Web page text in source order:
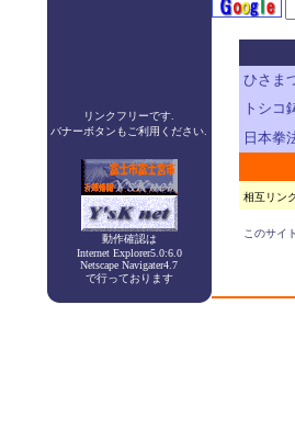
ひさま
トシコ
日本拳
相互リン
このサイ
リンクフリーです.
バナーボタンもご利用ください.
動作確認は
Internet Explorer5.0:6.0
Netscape Navigater4.7
で行っております